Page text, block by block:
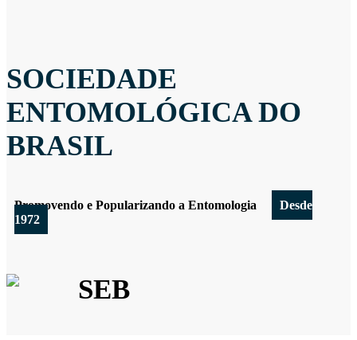
SOCIEDADE
ENTOMOLÓGICA DO
BRASIL
Promovendo e Popularizando a Entomologia
Desde
1972
SEB